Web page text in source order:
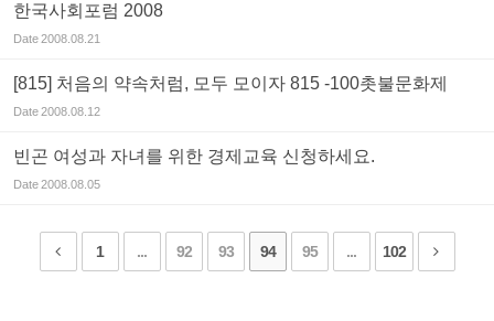
한국사회포럼 2008
Date2008.08.21
[815] 처음의 약속처럼, 모두 모이자 815 -100촛불문화제
Date2008.08.12
빈곤 여성과 자녀를 위한 경제교육 신청하세요.
Date2008.08.05
1 ... 92 93 94 95 ... 102